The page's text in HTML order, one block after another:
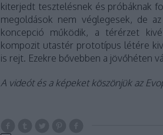
kiterjedt tesztelésnek és próbáknak
megoldások nem véglegesek, de
koncepció működik, a térérzet
kompozit utastér prototípus létére
is rejt. Ezekre bővebben a jövőhéten
A videót és a képeket köszönjük az